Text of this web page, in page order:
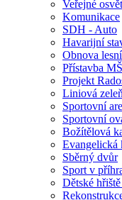
Veřejné
Komunikace
SDH - Auto
Havarijní
Obnova
Přístavba
Projekt
Liniová zeleň
Sportovní
Sportovní
Božítělová
Evangelická
Sběrný dvůr
Sport v
Dětské